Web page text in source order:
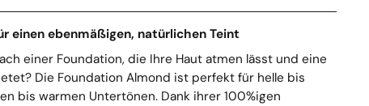
einen ebenmäßigen, natürlichen Teint
einer Foundation, die Ihre Haut atmen lässt und eine
Die Foundation Almond ist perfekt für helle bis
bis warmen Untertönen. Dank ihrer 100%igen